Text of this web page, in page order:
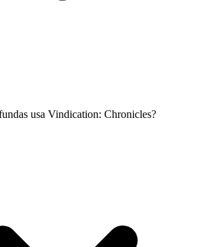
usa Vindication: Chronicles?